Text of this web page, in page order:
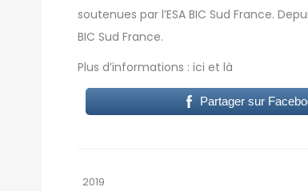
soutenues par l’ESA BIC Sud France.
BIC Sud France.
Plus d’informations : ici et là
Partager sur
2019